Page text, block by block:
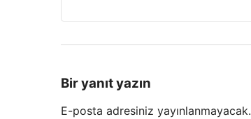
Bir yanıt yazın
E-posta adresiniz yayınlanmayacak.